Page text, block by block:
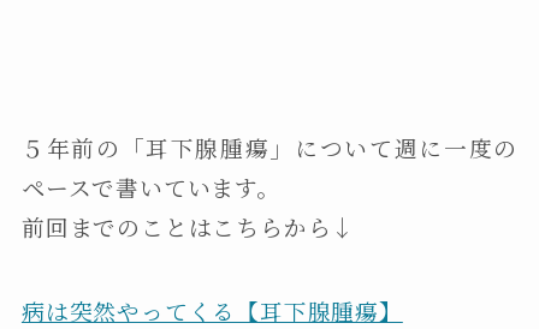
５年前の「耳下腺腫瘍」について週に一度の
ペースで書いています。
前回までのことはこちらから↓
病は突然やってくる【耳下腺腫瘍】